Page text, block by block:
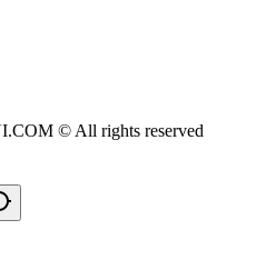
© All rights reserved